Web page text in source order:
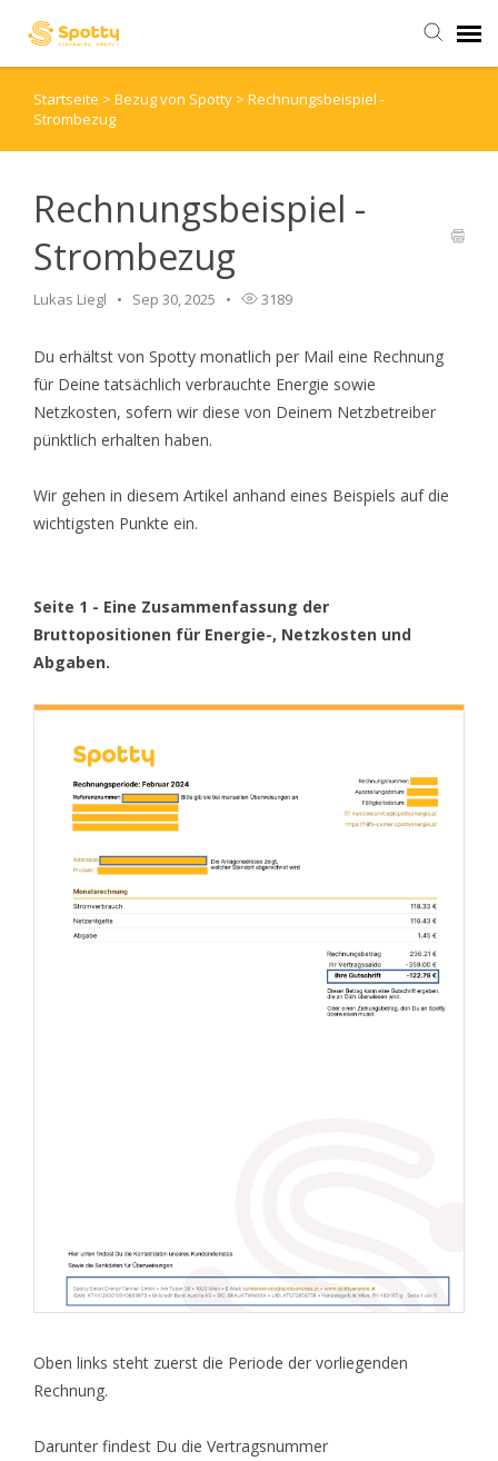
Stromangebot
Startseite > Bezug von Spotty > Rechnungsbeispiel -
Strombezug
Rechnungsbeispiel -
Strombezug
Lukas Liegl Sep 30, 2025 3189
Du erhältst von Spotty monatlich per Mail eine Rechnung
für Deine tatsächlich verbrauchte Energie sowie
Netzkosten, sofern wir diese von Deinem Netzbetreiber
pünktlich erhalten haben.
Wir gehen in diesem Artikel anhand eines Beispiels auf die
wichtigsten Punkte ein.
Seite 1 - Eine Zusammenfassung der
Bruttopositionen für Energie-, Netzkosten und
Abgaben.
Oben links steht zuerst die Periode der vorliegenden
Rechnung.
Darunter findest Du die Vertragsnummer